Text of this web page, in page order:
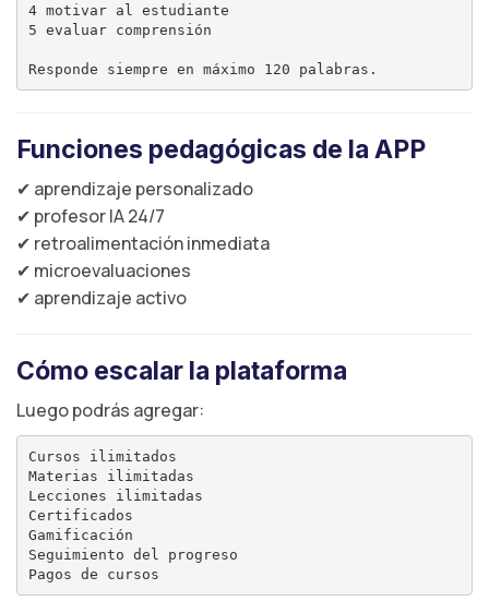
4 motivar al estudiante
5 evaluar comprensión
Funciones pedagógicas de la APP
✔ aprendizaje personalizado
✔ profesor IA 24/7
✔ retroalimentación inmediata
✔ microevaluaciones
✔ aprendizaje activo
Cómo escalar la plataforma
Luego podrás agregar:
Cursos ilimitados
Materias ilimitadas
Lecciones ilimitadas
Certificados
Gamificación
Seguimiento del progreso